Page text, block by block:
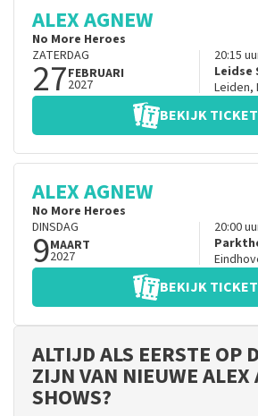
ALEX AGNEW
No More Heroes
ZATERDAG
27FEBRUARI
2027
20:15
Leidse
Leiden,
BEKIJK
ALEX AGNEW
No More Heroes
DINSDAG
9MAART
2027
20:00
BEKIJK
ALTIJD ALS EERSTE OP
ZIJN VAN NIEUWE ALEX
SHOWS?